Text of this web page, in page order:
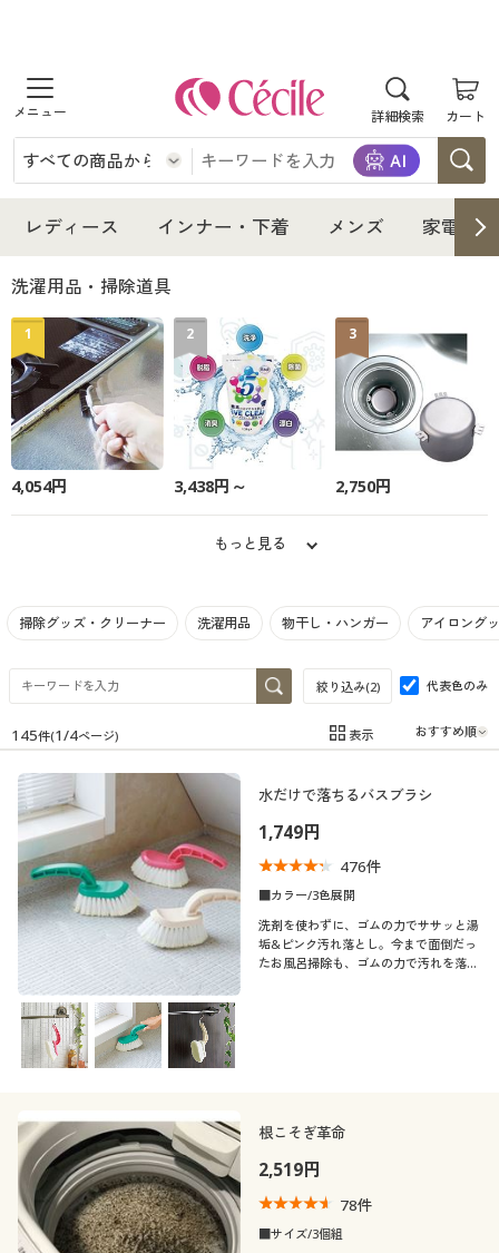
詳細検索 カート
商品を探す
レディース
レディースファッション
女性下着
インナー・下着
インナー・下着通販すべて
女性下着
メンズ下着
ジュニア・ティーンズ下着
メンズ
メンズ通販すべて
メンズファッション
メンズ下着
家電・雑貨
家電・雑貨すべて
家電
寝具・インテリア・家具
寝具・インテリア・家具通販すべて
美容・健康
美容・健康通販すべて
制服・スクール
ジュニア・ティーンズ下着
大きいサイズ通販すべて
大きいサイズ レディース服
大きいサイズ レディース下着
大きいサイズ メンズ
大きいサイズ 事務・制服
バーゲン
バーゲンセール
シークレットセール
詳細検索
商品カテゴリ一覧
カタログ
カタログ・チラシからのご注文
デジタルカタログ
カタログ無料プレゼント
会員メニュー
閲覧履歴
お気に入り
レディース インナー・下着 メンズ 家電・
洗濯用品・掃除道具
1
4,054円
2
3,438円～
3
2,750円
もっと見る
掃除グッズ・クリーナー 洗濯用品 物干し・ハンガー アイロング
絞り込み(2) 代表色のみ
在庫 在庫のある商品のみ表示
カテゴリ
口コミ
(5)
靴・靴下サイ
ズ
22.5 23 23.5 24 24.5
145件(1/4ページ) 表示
水だけで落ちるバスブラシ
1,749円
476件
■カラー/3色展開
洗剤を使わずに、ゴムの力でササッと湯
垢&ピンク汚れ落とし。今まで面倒だっ
たお風呂掃除も、ゴムの力で汚れを落と
根こそぎ革命
2,519円
78件
■サイズ/3個組